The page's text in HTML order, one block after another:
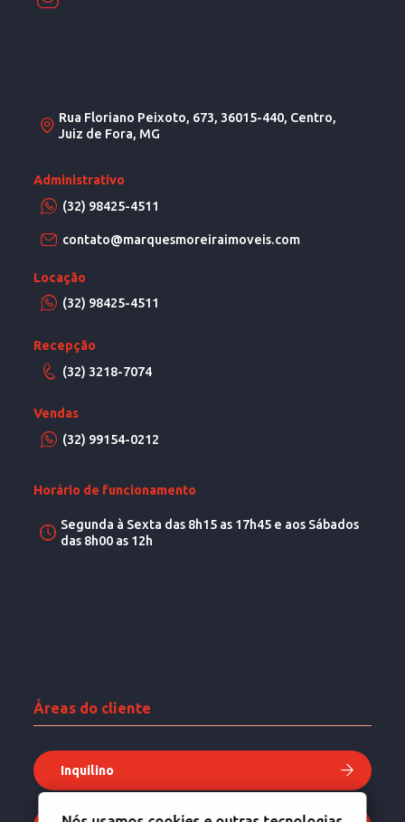
Rua Floriano Peixoto, 673, 36015-440, Centro,
Juiz de Fora, MG
Administrativo
(32) 98425-4511
contato@marquesmoreiraimoveis.com
Locação
(32) 98425-4511
Recepção
(32) 3218-7074
Vendas
(32) 99154-0212
Horário de funcionamento
Segunda à Sexta das 8h15 as 17h45 e aos Sábados
das 8h00 as 12h
Áreas do cliente
Inquilino